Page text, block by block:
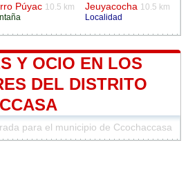
Púyac 10.5 km
Jeuyacocha 10.5 km
Localidad
Y OCIO EN LOS
DEL DISTRITO
para el municipio de Ccochaccasa